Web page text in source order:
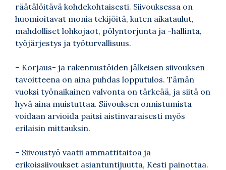
räätälöitävä kohdekohtaisesti. Siivouksessa on
huomioitavat monia tekijöitä, kuten aikataulut,
mahdolliset lohkojaot, pölyntorjunta ja -hallinta,
työjärjestys ja työturvallisuus.
– Korjaus- ja rakennustöiden jälkeisen siivouksen
tavoitteena on aina puhdas lopputulos. Tämän
vuoksi työnaikainen valvonta on tärkeää, ja siitä on
hyvä aina muistuttaa. Siivouksen onnistumista
voidaan arvioida paitsi aistinvaraisesti myös
erilaisin mittauksin.
– Siivoustyö vaatii ammattitaitoa ja
erikoissiivoukset asiantuntijuutta, Kesti painottaa.